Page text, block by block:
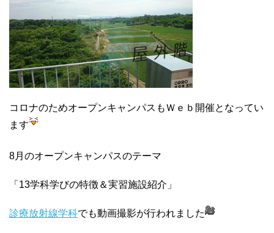
コロナのためオープンキャンパスもＷｅｂ開催となってい
ます
8月のオープンキャンパスのテーマ
「13学科学びの特徴＆実習施設紹介」
診療放射線学科でも動画撮影が行われました